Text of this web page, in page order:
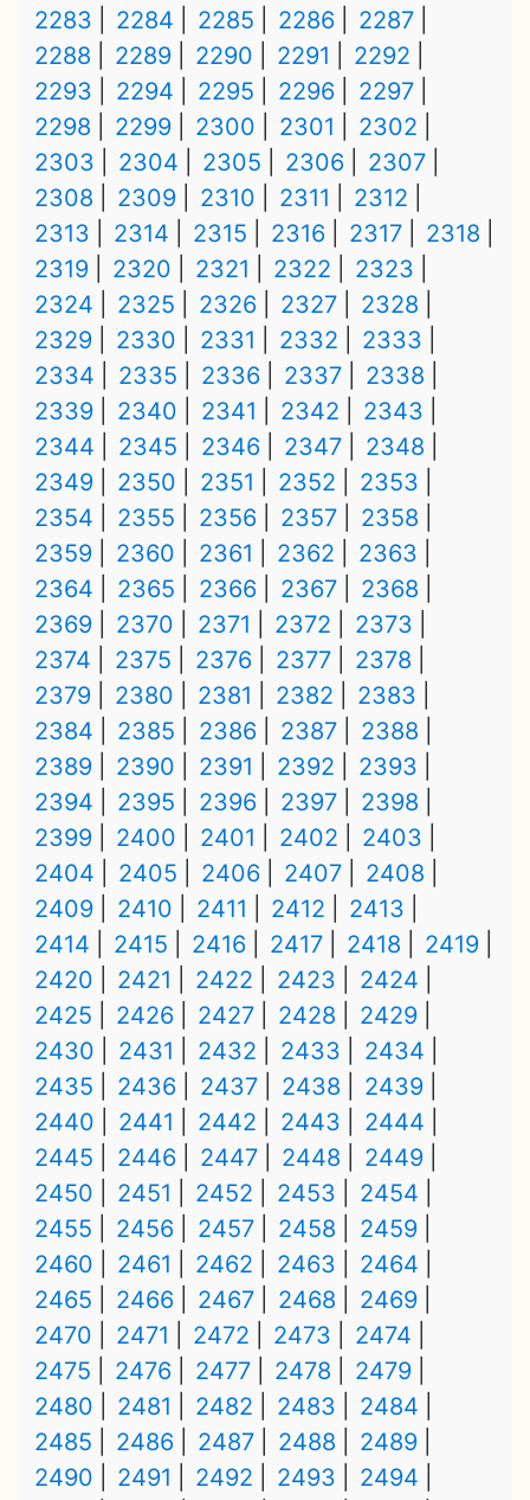
2283
2284 2285 2286
2287
2288
2289 2290 2291
2292
2293
2294 2295 2296
2297
2298
2299 2300 2301
2302
2303
2304 2305 2306
2307
2308
2309 2310 2311
2312
2313
2314 2315 2316 2317
2318
2319
2320 2321 2322
2323
2324
2325 2326 2327
2328
2329
2330 2331 2332
2333
2334
2335 2336 2337
2338
2339
2340 2341 2342
2343
2344
2345 2346 2347
2348
2349
2350 2351 2352
2353
2354
2355 2356 2357
2358
2359
2360 2361 2362
2363
2364
2365 2366 2367
2368
2369
2370 2371 2372
2373
2374
2375 2376 2377
2378
2379
2380 2381 2382
2383
2384
2385 2386 2387
2388
2389
2390 2391 2392
2393
2394
2395 2396 2397
2398
2399
2400 2401 2402
2403
2404
2405 2406 2407
2408
2409
2410 2411 2412
2413
2414
2415 2416 2417 2418
2419
2420
2421 2422 2423
2424
2425
2426 2427 2428
2429
2430
2431 2432 2433
2434
2435
2436 2437 2438
2439
2440
2441 2442 2443
2444
2445
2446 2447 2448
2449
2450
2451 2452 2453
2454
2455
2456 2457 2458
2459
2460
2461 2462 2463
2464
2465
2466 2467 2468
2469
2470
2471 2472 2473
2474
2475
2476 2477 2478
2479
2480
2481 2482 2483
2484
2485
2486 2487 2488
2489
2490
2491 2492 2493
2494